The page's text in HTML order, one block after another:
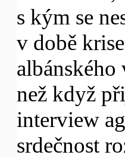
s kým se
v době
než když
interview
srdečnost